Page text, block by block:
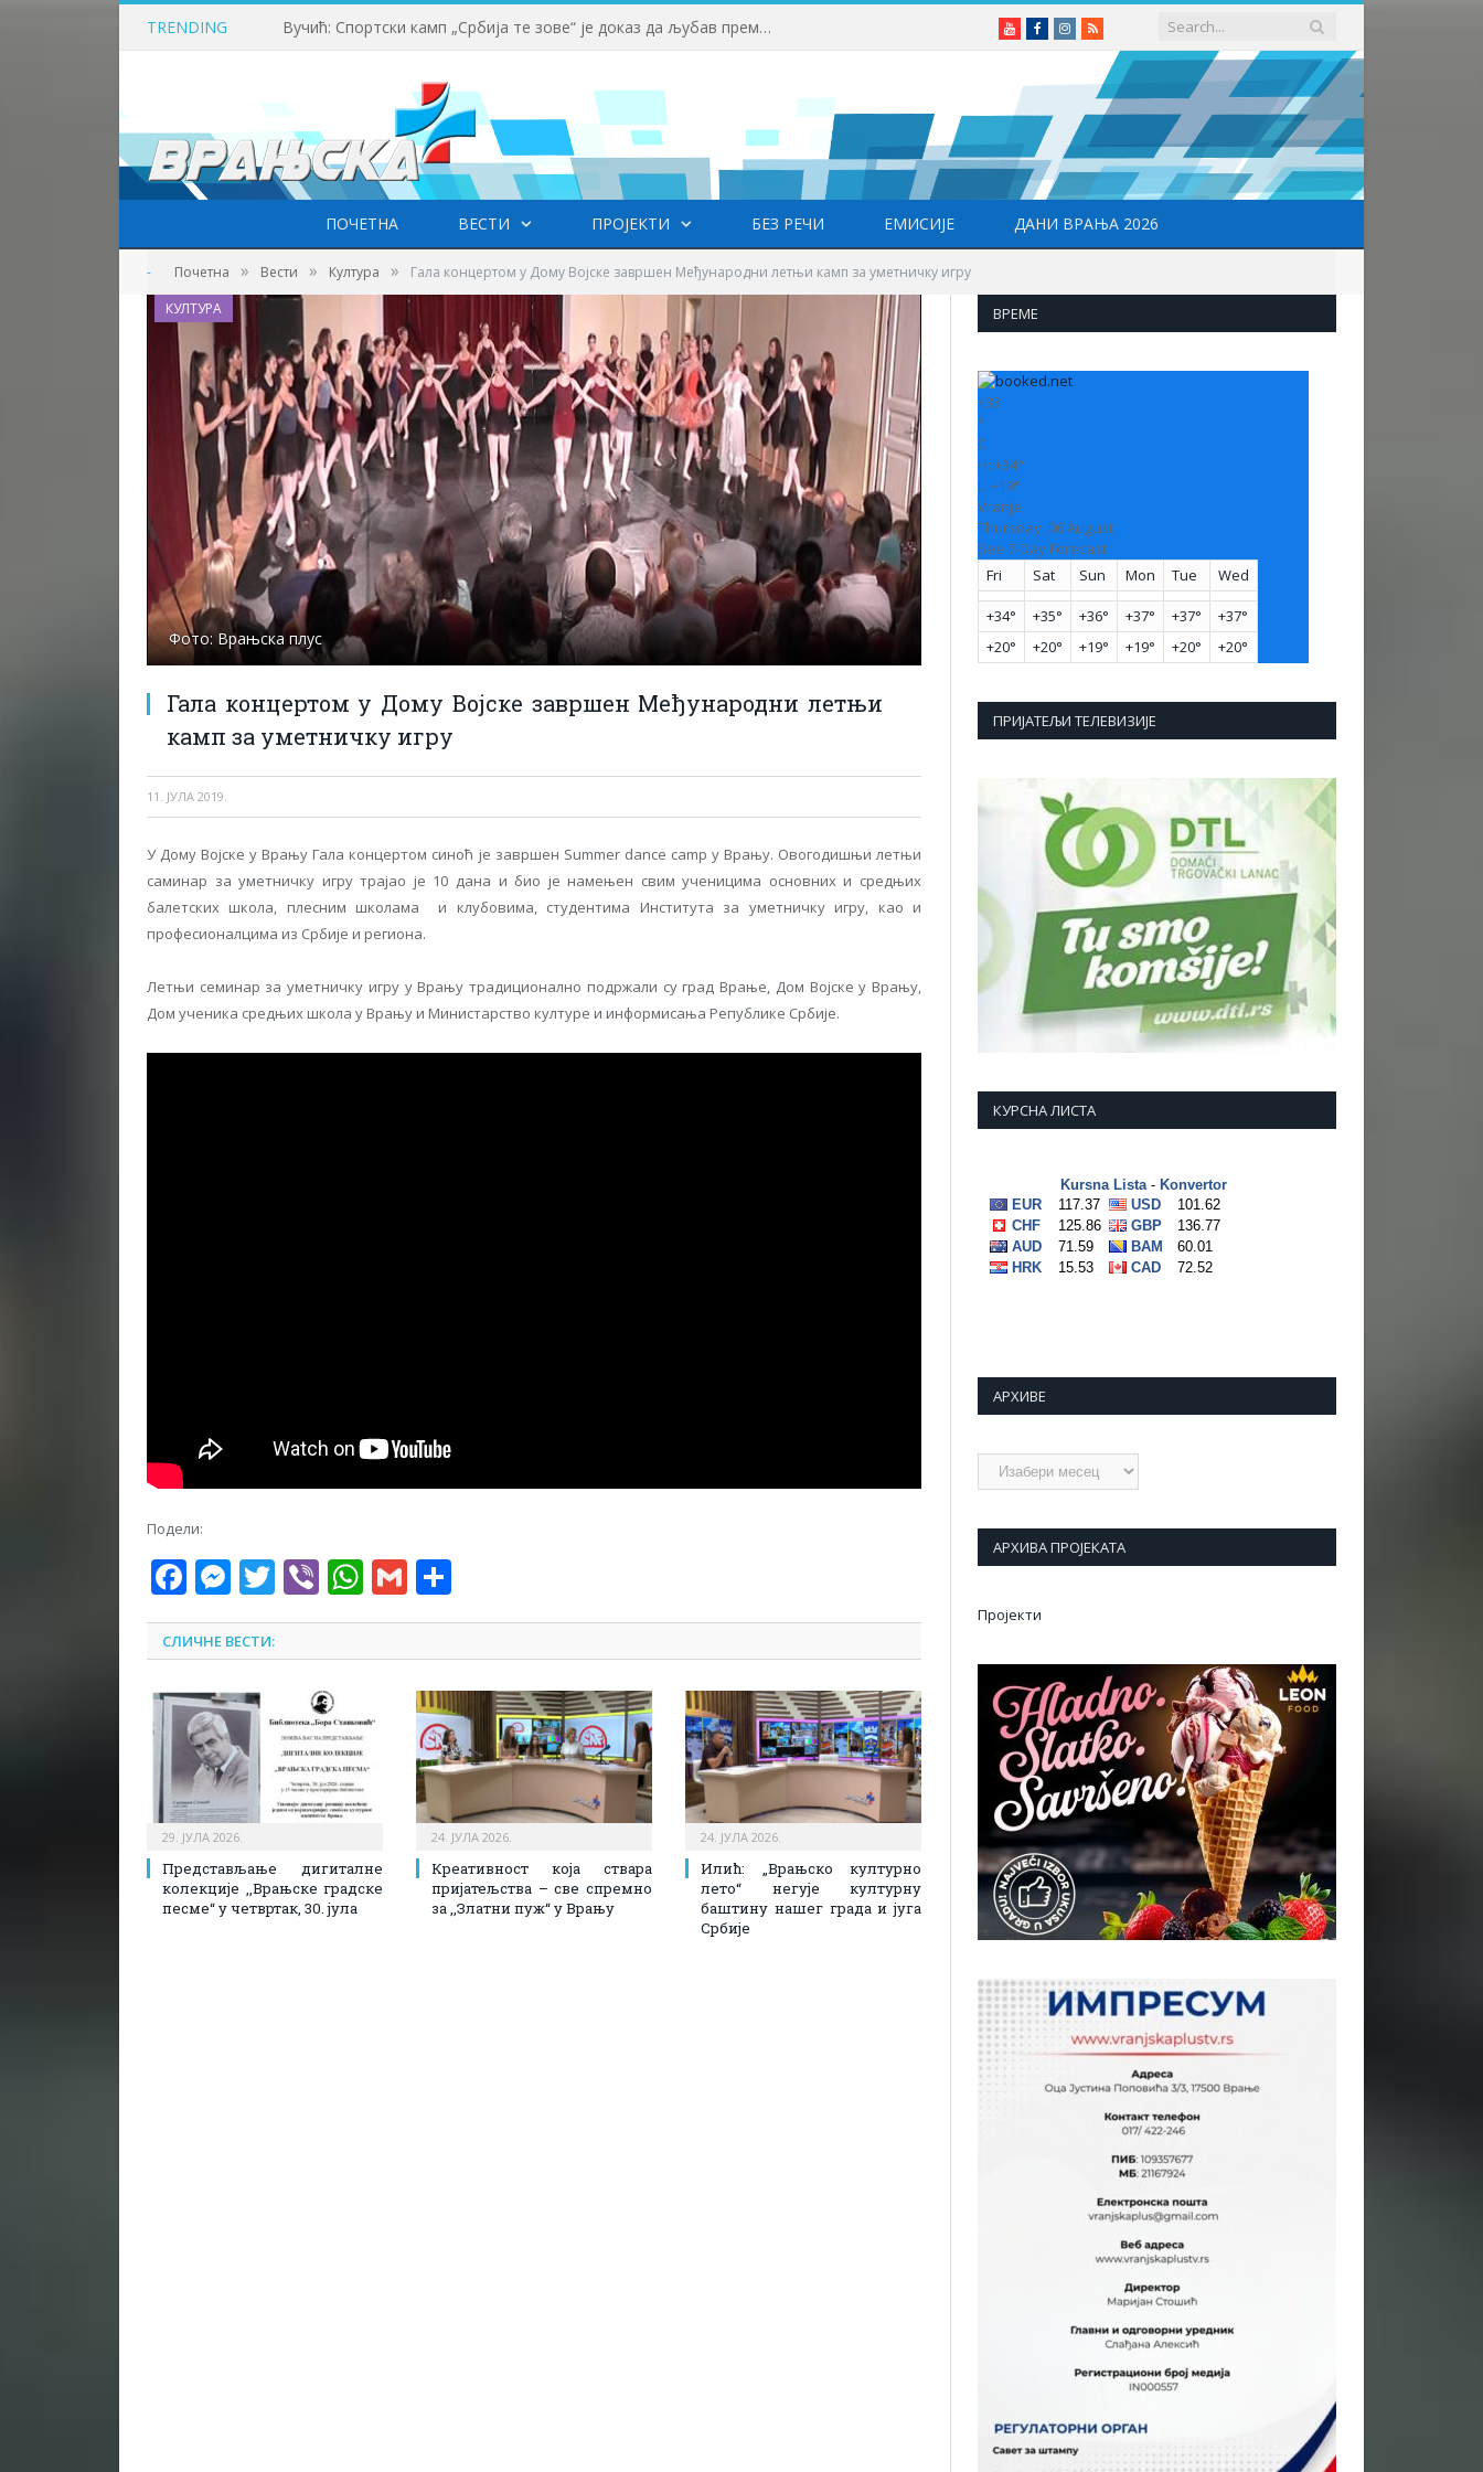
TRENDING Вучић: Спортски камп „Србија те зове“ је доказ да љубав према нашој земљи нема границе YoutubeFacebookInstagram
RSS
ПОЧЕТНА ВЕСТИ ПРОЈЕКТИ БЕЗ РЕЧИ ЕМИСИЈЕ ДАНИ ВРАЊА 2026
- Почетна » Вести » Култура » Гала концертом у Дому Војске завршен Међународни летњи камп за уметничку игру
Фото: Врањска плус
Гала концертом у Дому Војске завршен Међународни летњи
камп за уметничку игру
11. ЈУЛА 2019.
КУЛТУРА
У Дому Војске у Врању Гала концертом синоћ је завршен Summer dance camp у Врању. Овогодишњи летњи
саминар за уметничку игру трајао је 10 дана и био је намењен свим ученицима основних и средњих
балетских школа, плесним школама и клубовима, студентима Института за уметничку игру, као и
професионалцима из Србије и региона.
Летњи семинар за уметничку игру у Врању традиционално подржали су град Врање, Дом Војске у Врању,
Дом ученика средњих школа у Врању и Министарство културе и информисања Републике Србије.
Подели:
Facebook
Messenger
Twitter
ViberWhatsApp
Gmail
СЛИЧНЕ ВЕСТИ:
29. ЈУЛА 2026.
Представљање дигиталне
колекције ,,Врањске градске
песме“ у четвртак, 30. јула
24. ЈУЛА 2026.
Креативност која ствара
пријатељства – све спремно
за ,,Златни пуж“ у Врању
24. ЈУЛА 2026.
Илић: „Врањско културно
лето“ негује културну
баштину нашег града и југа
Србије
ВРЕМЕ
+33
°
C
H: +34°
L: +19°
Vranje
Thursday, 06 August
See 7-Day Forecast
Fri
Sat Sun Mon Tue Wed
+34° +35° +36° +37° +37° +37°
+20° +20° +19° +19° +20° +20°
ПРИЈАТЕЉИ ТЕЛЕВИЗИЈЕ
КУРСНА ЛИСТА
АРХИВЕ
Архиве
АРХИВА ПРОЈЕКАТА
Пројекти